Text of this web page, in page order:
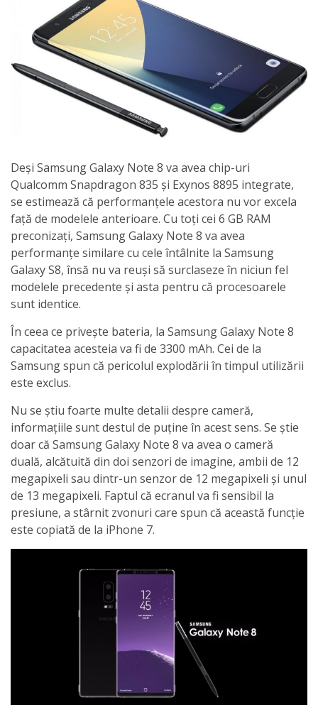
Deși Samsung Galaxy Note 8 va avea chip-uri
Qualcomm Snapdragon 835 și Exynos 8895 integrate,
se estimează că performanțele acestora nu vor excela
față de modelele anterioare. Cu toți cei 6 GB RAM
preconizați, Samsung Galaxy Note 8 va avea
performanțe similare cu cele întâlnite la Samsung
Galaxy S8, însă nu va reuși să surclaseze în niciun fel
modelele precedente și asta pentru că procesoarele
sunt identice.
În ceea ce privește bateria, la Samsung Galaxy Note 8
capacitatea acesteia va fi de 3300 mAh. Cei de la
Samsung spun că pericolul explodării în timpul utilizării
este exclus.
Nu se știu foarte multe detalii despre cameră,
informațiile sunt destul de puține în acest sens. Se știe
doar că Samsung Galaxy Note 8 va avea o cameră
duală, alcătuită din doi senzori de imagine, ambii de 12
megapixeli sau dintr-un senzor de 12 megapixeli și unul
de 13 megapixeli. Faptul că ecranul va fi sensibil la
presiune, a stârnit zvonuri care spun că această funcție
este copiată de la iPhone 7.